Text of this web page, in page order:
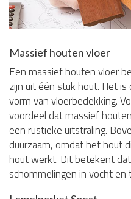
Massief houten vloer
Een massief houten vloer
zijn uit één stuk hout. Het
vorm van vloerbedekking.
voordeel dat massief
een rustieke uitstraling.
duurzaam, omdat het hout
hout werkt. Dit betekent
schommelingen in vocht en